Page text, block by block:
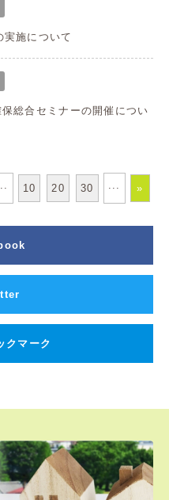
施について
総合セミナーの開催につい
10 20 30 »
クマーク